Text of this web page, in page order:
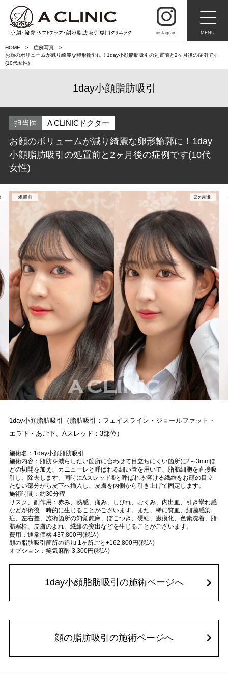
instagram MENU
HOME
症例写真
お顔のボリュームが減り綺麗な卵形輪郭に！1day小顔脂肪吸引の処置前と2ヶ月後の症例です
(10代女性)
1day小顔脂肪吸引
担当医 A CLINICドクター
お顔のボリュームが減り綺麗な卵形輪郭に！1day
小顔脂肪吸引の処置前と2ヶ月後の症例です(10代
女性)
1day小顔脂肪吸引（脂肪吸引：フェイスライン・ジョールファット・
エラ下・あご下、Aスレッド：3部位）
施術名：1day小顔脂肪吸引
施術内容：脂肪を減らしたい箇所に合わせて目立ちにくい箇所に2～3mmほ
どの切開を加え、カニューレと呼ばれる細い管を用いて、脂肪細胞を直接吸
引し、除去します。同時にAスレッド®と呼ばれる溶ける繊維をお顔の目立
たない部分から皮下へ挿入し、皮膚を内側から引き上げて固定します。
施術時間：約30分程
リスク、副作用：赤み、熱感、痛み、しびれ、むくみ、内出血、引き攣れ感
などが術後一時的に生じることがございます。また、稀に貧血、細菌感染
症、左右差、施術箇所の知覚鈍麻、ぼこつき、硬結、瘢痕化、色素沈着、脂
肪塞栓、皮膚のよれ、繊維の突出などを生じることがございます。
費用：通常価格 437,800円(税込)
顔の脂肪吸引箇所の追加 1ヶ所ごと+162,800円(税込)
オプション：笑気麻酔 3,300円(税込)
1day小顔脂肪吸引の施術ページへ
顔の脂肪吸引の施術ページへ